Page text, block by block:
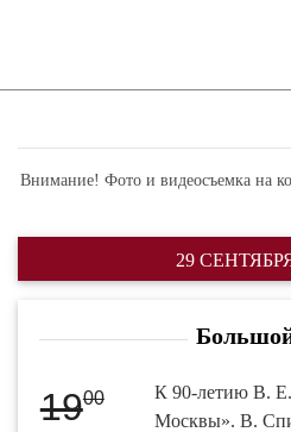
Внимание! Фото и видеосъемка на
29
1900
К 90-летию В.
Москвы». В.